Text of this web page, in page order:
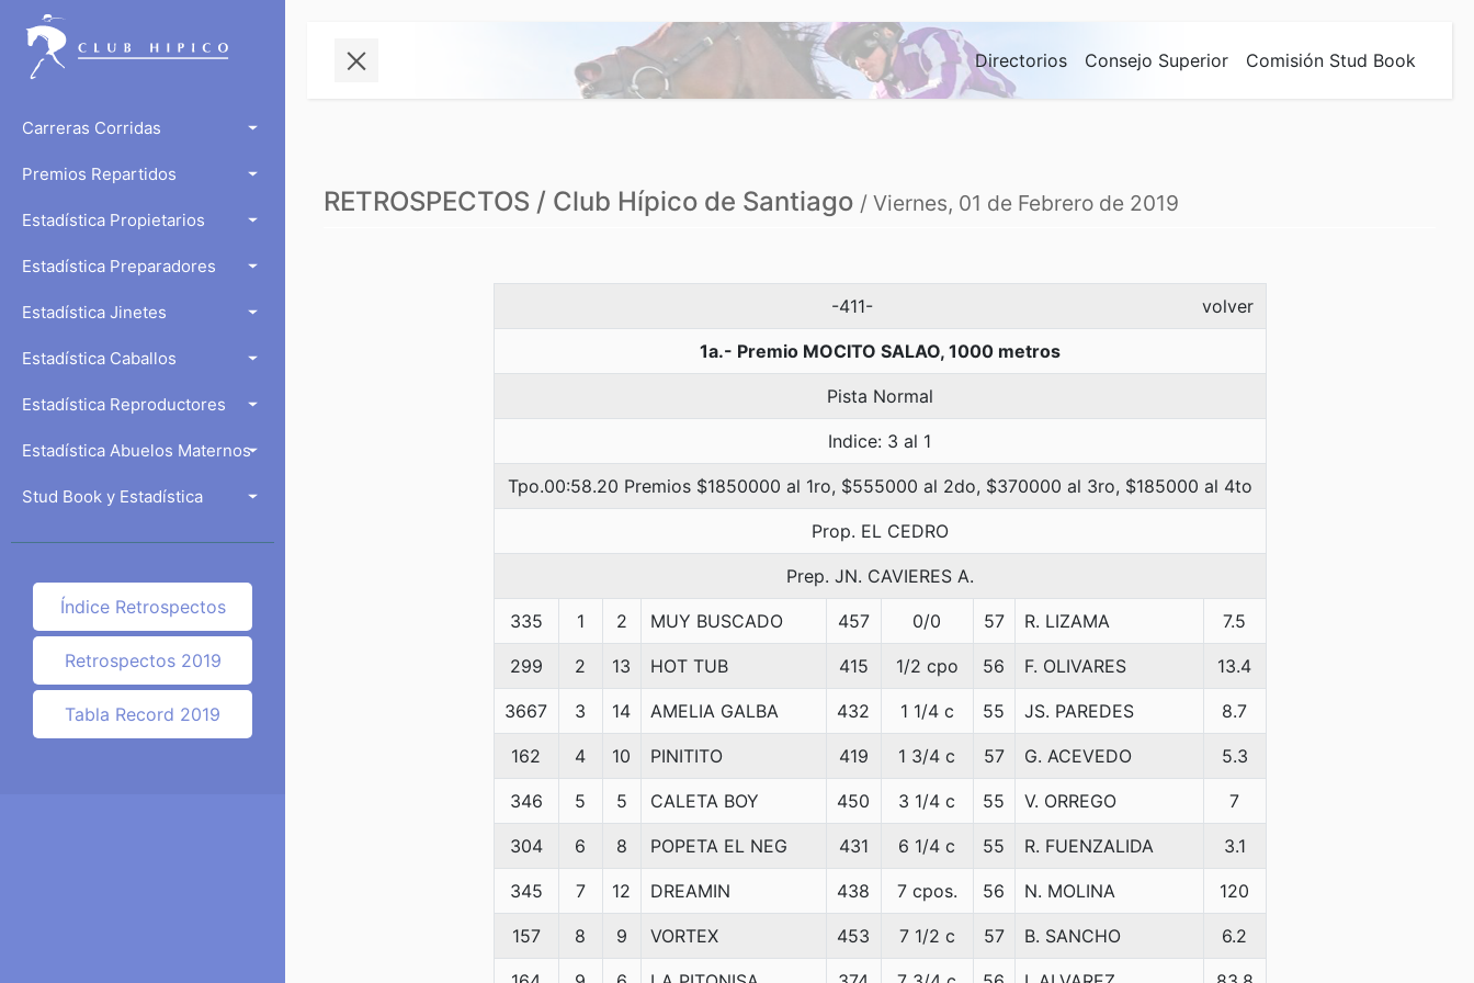
Carreras Corridas
Premios Repartidos
Estadística Propietarios
Estadística Preparadores
Estadística Jinetes
Estadística Caballos
Estadística Reproductores
Estadística Abuelos Maternos
Stud Book y Estadística
Índice Retrospectos
Retrospectos 2019
Tabla Record 2019
Directorios Consejo Superior Comisión Stud Book
RETROSPECTOS / Club Hípico de Santiago / Viernes, 01 de Febrero de 2019
-411- volver
1a.- Premio MOCITO SALAO, 1000 metros
Pista Normal
Indice: 3 al 1
Tpo.00:58.20 Premios $1850000 al 1ro, $555000 al 2do, $370000 al 3ro, $185000 al 4to
Prop. EL CEDRO
Prep. JN. CAVIERES A.
335 1 2 MUY BUSCADO 457 0/0 57 R. LIZAMA 7.5
299 2 13 HOT TUB 415 1/2 cpo 56 F. OLIVARES 13.4
3667 3 14 AMELIA GALBA 432 1 1/4 c 55 JS. PAREDES 8.7
162 4 10 PINITITO 419 1 3/4 c 57 G. ACEVEDO 5.3
346 5 5 CALETA BOY 450 3 1/4 c 55 V. ORREGO 7
304 6 8 POPETA EL NEG 431 6 1/4 c 55 R. FUENZALIDA 3.1
345 7 12 DREAMIN 438 7 cpos. 56 N. MOLINA 120
157 8 9 VORTEX 453 7 1/2 c 57 B. SANCHO 6.2